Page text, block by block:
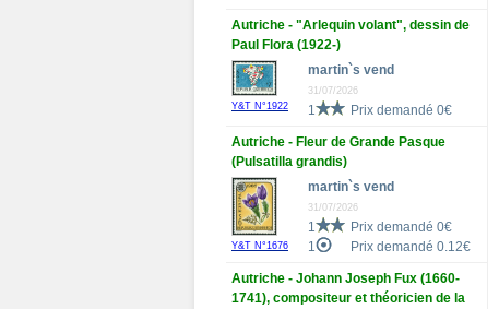
Autriche - "Arlequin volant", dessin de
Paul Flora (1922-)
Y&T N°1922
martin`s vend
31/07/2026
1 Prix demandé 0€
Autriche - Fleur de Grande Pasque
(Pulsatilla grandis)
Y&T N°1676
martin`s vend
31/07/2026
1
Prix demandé 0€
1
Prix demandé 0.12€
Autriche - Johann Joseph Fux (1660-
1741), compositeur et théoricien de la